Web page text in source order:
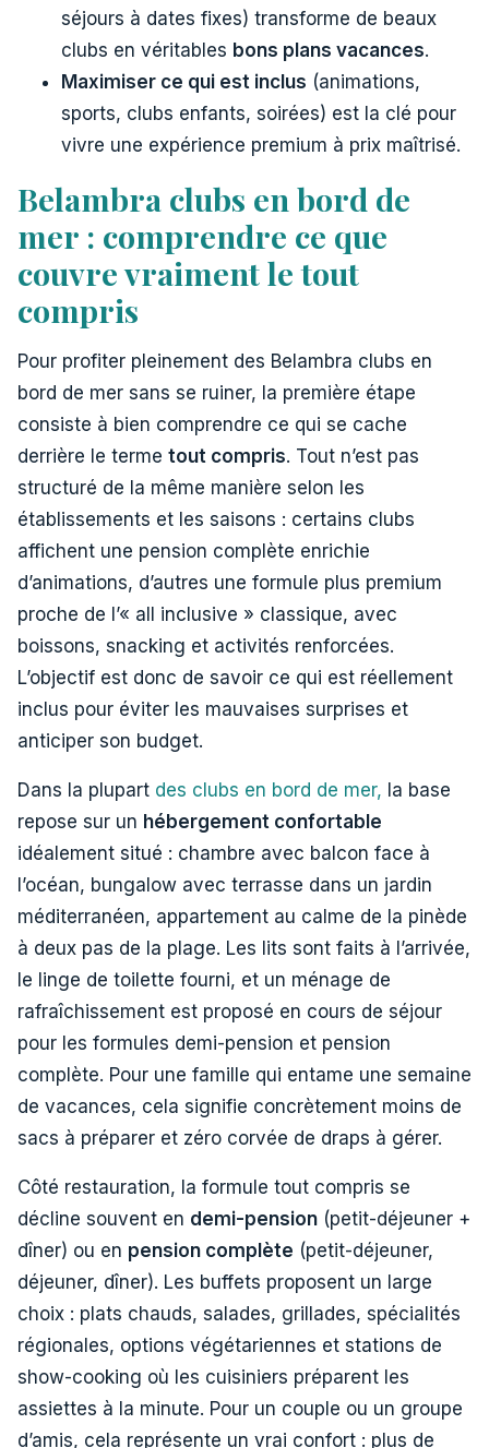
séjours à dates fixes) transforme de beaux
clubs en véritables bons plans vacances.
Maximiser ce qui est inclus (animations,
sports, clubs enfants, soirées) est la clé pour
vivre une expérience premium à prix maîtrisé.
Belambra clubs en bord de
mer : comprendre ce que
couvre vraiment le tout
compris
Pour profiter pleinement des Belambra clubs en
bord de mer sans se ruiner, la première étape
consiste à bien comprendre ce qui se cache
derrière le terme tout compris. Tout n’est pas
structuré de la même manière selon les
établissements et les saisons : certains clubs
affichent une pension complète enrichie
d’animations, d’autres une formule plus premium
proche de l’« all inclusive » classique, avec
boissons, snacking et activités renforcées.
L’objectif est donc de savoir ce qui est réellement
inclus pour éviter les mauvaises surprises et
anticiper son budget.
Dans la plupart des clubs en bord de mer, la base
repose sur un hébergement confortable
idéalement situé : chambre avec balcon face à
l’océan, bungalow avec terrasse dans un jardin
méditerranéen, appartement au calme de la pinède
à deux pas de la plage. Les lits sont faits à l’arrivée,
le linge de toilette fourni, et un ménage de
rafraîchissement est proposé en cours de séjour
pour les formules demi-pension et pension
complète. Pour une famille qui entame une semaine
de vacances, cela signifie concrètement moins de
sacs à préparer et zéro corvée de draps à gérer.
Côté restauration, la formule tout compris se
décline souvent en demi-pension (petit-déjeuner +
dîner) ou en pension complète (petit-déjeuner,
déjeuner, dîner). Les buffets proposent un large
choix : plats chauds, salades, grillades, spécialités
régionales, options végétariennes et stations de
show-cooking où les cuisiniers préparent les
assiettes à la minute. Pour un couple ou un groupe
d’amis, cela représente un vrai confort : plus de